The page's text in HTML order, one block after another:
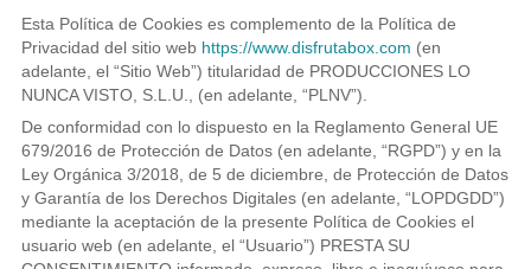
Esta Política de Cookies es complemento de la Política de
Privacidad del sitio web https://www.disfrutabox.com (en
adelante, el “Sitio Web”) titularidad de PRODUCCIONES LO
NUNCA VISTO, S.L.U., (en adelante, “PLNV”).
De conformidad con lo dispuesto en la Reglamento General UE
679/2016 de Protección de Datos (en adelante, “RGPD”) y en la
Ley Orgánica 3/2018, de 5 de diciembre, de Protección de Datos
y Garantía de los Derechos Digitales (en adelante, “LOPDGDD”)
mediante la aceptación de la presente Política de Cookies el
usuario web (en adelante, el “Usuario”) PRESTA SU